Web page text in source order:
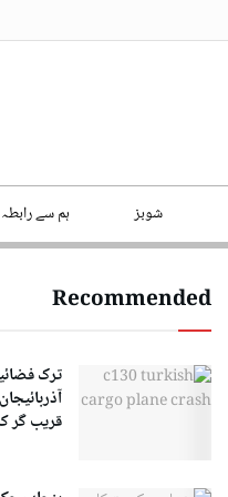
شوبز ہم سے
Recommended
قریب گر